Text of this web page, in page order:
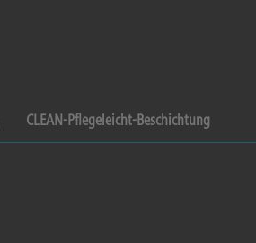
CLEAN-Pflegeleicht-Beschichtung